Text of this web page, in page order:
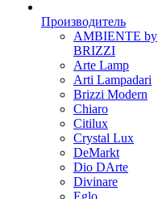
Производитель
AMBIENTE by
BRIZZI
Arte Lamp
Arti Lampadari
Brizzi Modern
Chiaro
Citilux
Crystal Lux
DeMarkt
Dio DArte
Divinare
Eglo